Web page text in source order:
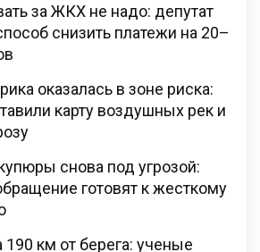
за ЖКХ не надо: депутат
снизить платежи на 20–
оказалась в зоне риска:
карту воздушных рек и
снова под угрозой:
готовят к жесткому
190 км от берега: ученые